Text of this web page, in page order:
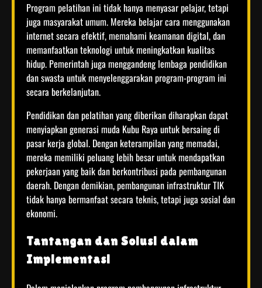
Program pelatihan ini tidak hanya menyasar pelajar, tetapi
juga masyarakat umum. Mereka belajar cara menggunakan
internet secara efektif, memahami keamanan digital, dan
memanfaatkan teknologi untuk meningkatkan kualitas
hidup. Pemerintah juga menggandeng lembaga pendidikan
dan swasta untuk menyelenggarakan program-program ini
secara berkelanjutan.
Pendidikan dan pelatihan yang diberikan diharapkan dapat
menyiapkan generasi muda Kubu Raya untuk bersaing di
pasar kerja global. Dengan keterampilan yang memadai,
mereka memiliki peluang lebih besar untuk mendapatkan
pekerjaan yang baik dan berkontribusi pada pembangunan
daerah. Dengan demikian, pembangunan infrastruktur TIK
tidak hanya bermanfaat secara teknis, tetapi juga sosial dan
ekonomi.
Tantangan dan Solusi dalam
Implementasi